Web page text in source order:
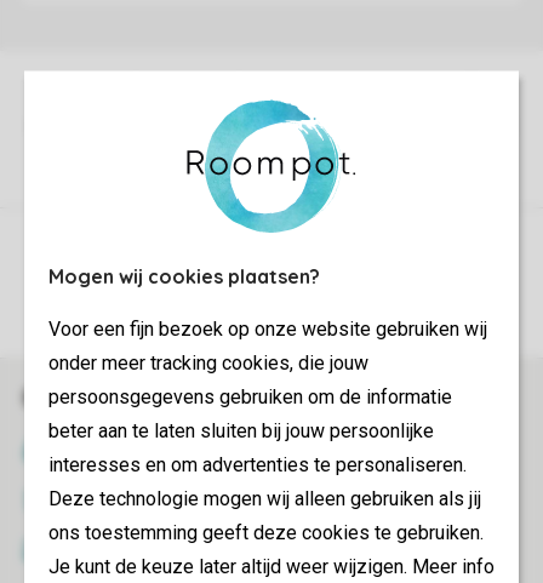
Mogen wij cookies plaatsen?
Voor een fijn bezoek op onze website gebruiken wij
onder meer tracking cookies, die jouw
persoonsgegevens gebruiken om de informatie
beter aan te laten sluiten bij jouw persoonlijke
interesses en om advertenties te personaliseren.
Deze technologie mogen wij alleen gebruiken als jij
ons toestemming geeft deze cookies te gebruiken.
Je kunt de keuze later altijd weer wijzigen. Meer info
Book online securely and quickly
Secure data transfer